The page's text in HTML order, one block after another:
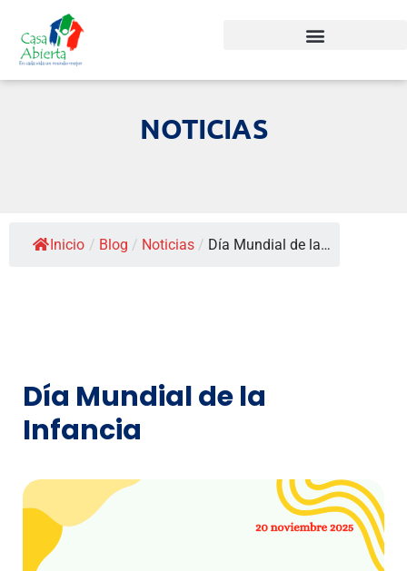
NOTICIAS
Inicio / Blog / Noticias / Día Mundial de la…
Día Mundial de la
Infancia